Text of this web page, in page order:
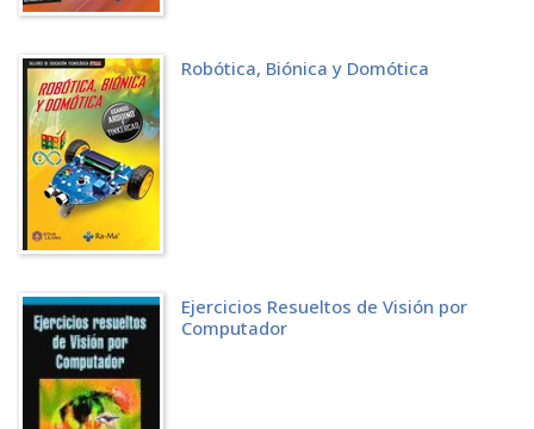
3.3 AJUSTES Y VARIACIONES EN EL FONDO
3.4 ENRIQUECER EL ESCENARIO CON SONIDOS
3.4.1 Explorar la biblioteca de sonidos
3.4.2 Agregar un sonido a un objeto
3.4.3 Ajustar el volumen y la duración del sonido
3.4.4 Agregar música de fondo
3.5 ACTIVIDADES
3.5.1 Test de autoevaluación
3.5.2 Ejercicios prácticos
GLOSARIO
CAPÍTULO 4. PERSONAJES
4.1 INTRODUCCIÓN A LOS PERSONAJES
4.2 CREACIÓN DE PERSONAJES
4.2.1 Conceptualización del personaje
4.2.2 Ejemplos de conceptualización de personajes
4.2.3 Acceso al Editor de personajes
Robótica, Biónica y Domótica
Ejercicios Resueltos de Visión por
Computador